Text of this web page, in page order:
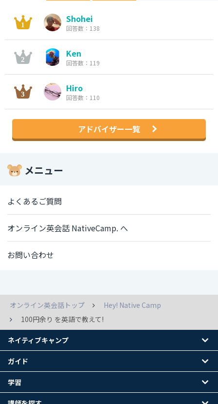
Shohei
回答数：138
Ken
回答数：119
Hiro
回答数：110
アドバイザー一覧
メニュー
よくあるご質問
オンライン英会話 NativeCamp. へ
お問い合わせ
オンライン英会話トップ
Hey! Native Camp
100円余り を英語で教えて!
ネイティブキャンプ
ガイド
学習